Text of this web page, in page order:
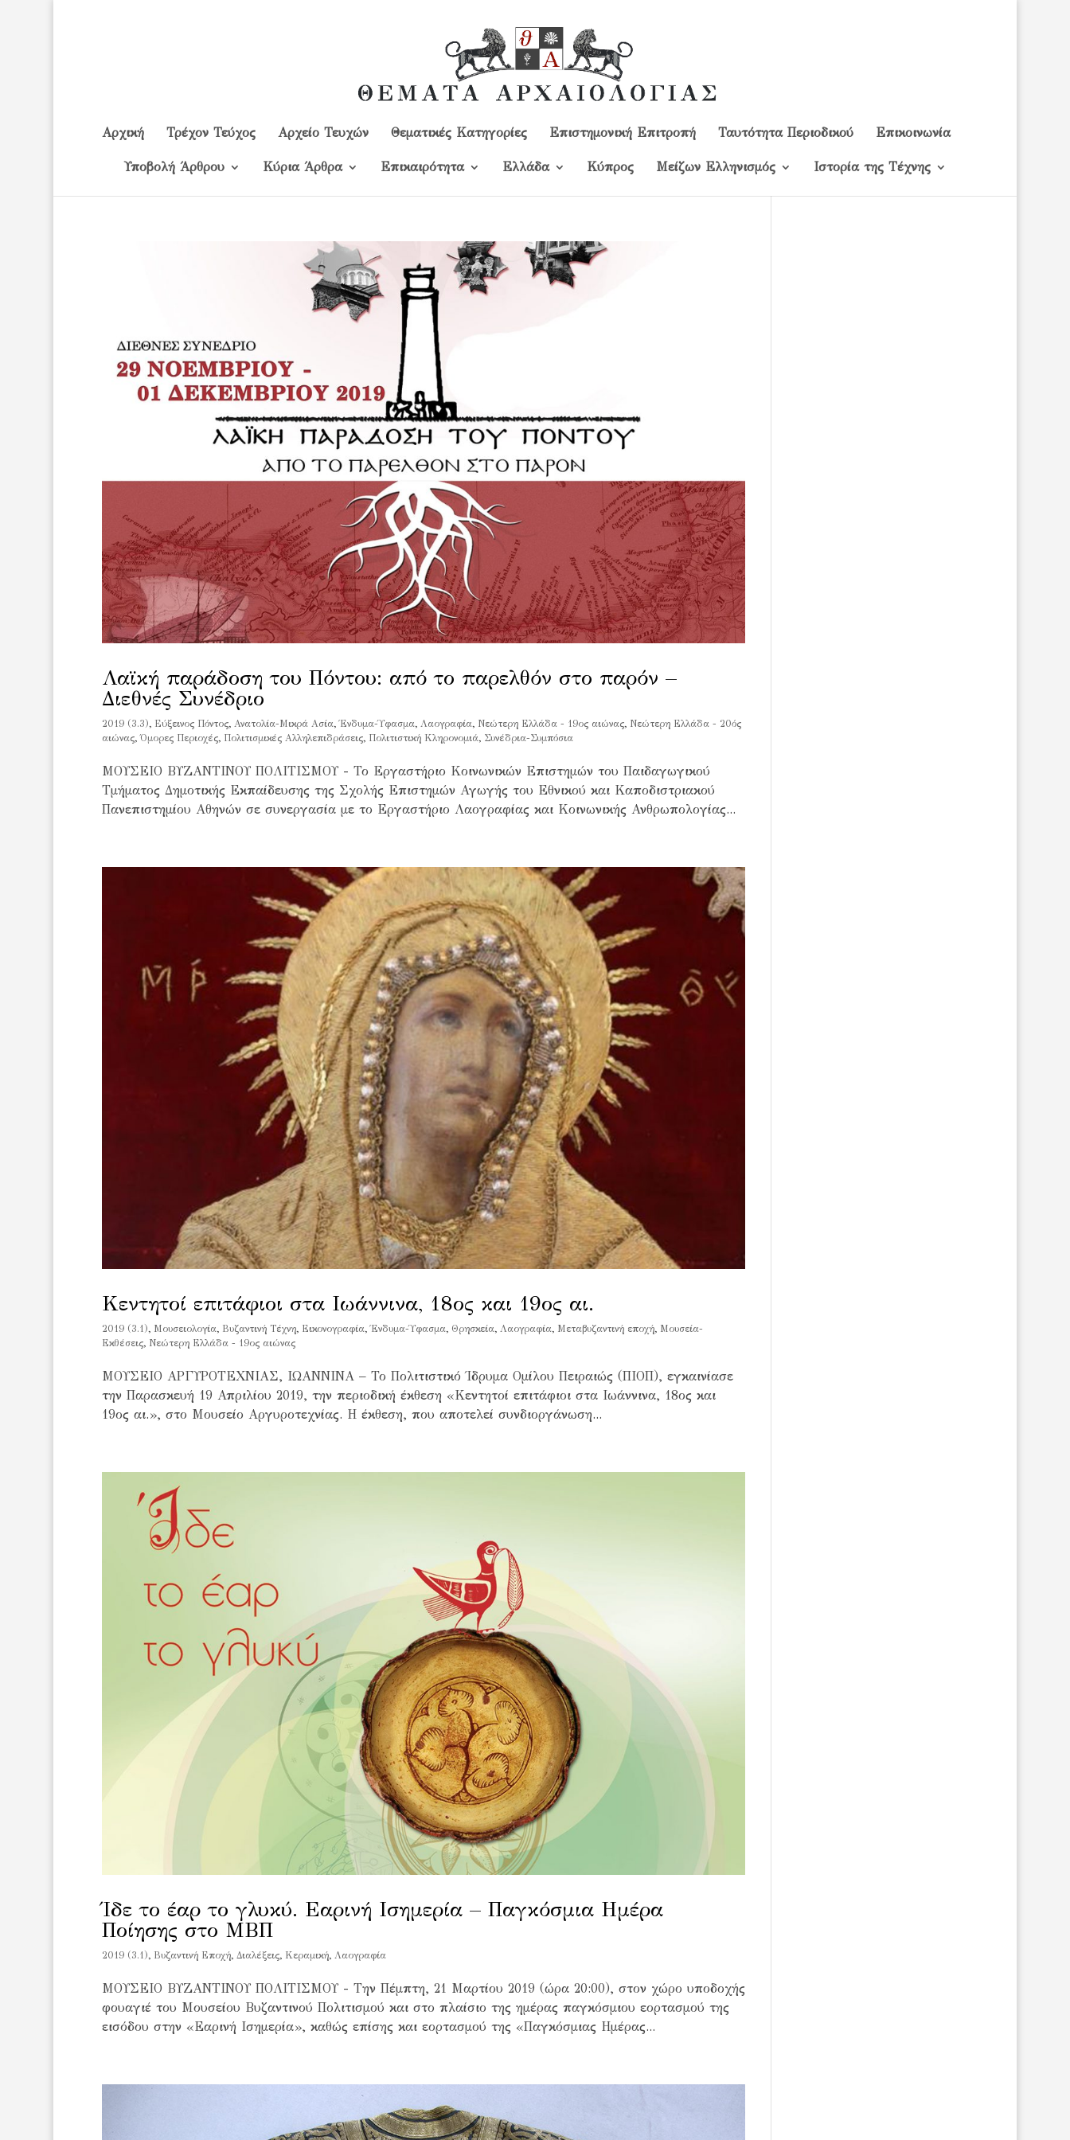
Αρχική Τρέχον Τεύχος Αρχείο Τευχών Θεματικές Κατηγορίες Επιστημονική Επιτροπή Ταυτότητα Περιοδικού Επικοινωνία
Υποβολή Άρθρου Κύρια Άρθρα Επικαιρότητα Ελλάδα Kύπρος Μείζων Ελληνισμός Ιστορία της Τέχνης
Λαϊκή παράδοση του Πόντου: από το παρελθόν στο παρόν –
Διεθνές Συνέδριο
2019 (3.3), Eύξεινος Πόντος, Ανατολία-Mικρά Ασία,Ένδυμα-Ύφασμα, Λαογραφία, Νεώτερη Ελλάδα - 19ος αιώνας, Νεώτερη Ελλάδα - 20ός
αιώνας,Όμορες Περιοχές, Πολιτισμικές Αλληλεπιδράσεις, Πολιτιστική Κληρονομιά, Συνέδρια-Συμπόσια
ΜΟΥΣΕΙΟ ΒΥΖΑΝΤΙΝΟΥ ΠΟΛΙΤΙΣΜΟΥ - Το Εργαστήριο Κοινωνικών Επιστημών του Παιδαγωγικού
Τμήματος Δημοτικής Εκπαίδευσης της Σχολής Επιστημών Αγωγής του Εθνικού και Καποδιστριακού
Πανεπιστημίου Αθηνών σε συνεργασία με το Εργαστήριο Λαογραφίας και Κοινωνικής Ανθρωπολογίας...
Κεντητοί επιτάφιοι στα Ιωάννινα, 18ος και 19ος αι.
2019 (3.1), Mουσειολογία, Βυζαντινή Τέχνη, Εικονογραφία,Ένδυμα-Ύφασμα, Θρησκεία, Λαογραφία, Μεταβυζαντινή εποχή, Μουσεία-
Εκθέσεις, Νεώτερη Ελλάδα - 19ος αιώνας
ΜΟΥΣΕΙΟ ΑΡΓΥΡΟΤΕΧΝΙΑΣ, ΙΩΑΝΝΙΝΑ – Το Πολιτιστικό Ίδρυμα Ομίλου Πειραιώς (ΠΙΟΠ), εγκαινίασε
την Παρασκευή 19 Απριλίου 2019, την περιοδική έκθεση «Κεντητοί επιτάφιοι στα Ιωάννινα, 18ος και
19ος αι.», στο Μουσείο Αργυροτεχνίας. Η έκθεση, που αποτελεί συνδιοργάνωση...
Ίδε το έαρ το γλυκύ. Εαρινή Ισημερία – Παγκόσμια Ημέρα
Ποίησης στο ΜΒΠ
2019 (3.1), Bυζαντινή Εποχή, Διαλέξεις, Κεραμική, Λαογραφία
ΜΟΥΣΕΙΟ ΒΥΖΑΝΤΙΝΟΥ ΠΟΛΙΤΙΣΜΟΥ - Την Πέμπτη, 21 Μαρτίου 2019 (ώρα 20:00), στον χώρο υποδοχής
φουαγιέ του Μουσείου Βυζαντινού Πολιτισμού και στο πλαίσιο της ημέρας παγκόσμιου εορτασμού της
εισόδου στην «Εαρινή Ισημερία», καθώς επίσης και εορτασμού της «Παγκόσμιας Ημέρας...